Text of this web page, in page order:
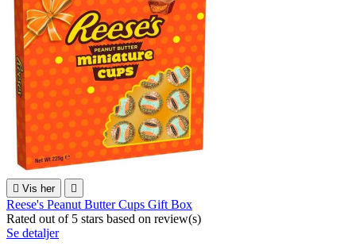
 Vis her 
Reese's Peanut Butter Cups Gift Box
Rated out of 5 stars based on review(s)
Se detaljer